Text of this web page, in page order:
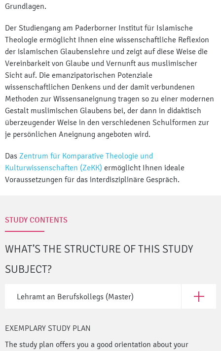
Grundlagen.
Der Studiengang am Paderborner Institut für Islamische
Theologie ermöglicht Ihnen eine wissenschaftliche Reflexion
der islamischen Glaubenslehre und zeigt auf diese Weise die
Vereinbarkeit von Glaube und Vernunft aus muslimischer
Sicht auf. Die emanzipatorischen Potenziale
wissenschaftlichen Denkens und der damit verbundenen
Methoden zur Wissensaneignung tragen so zu einer modernen
Gestalt muslimischen Glaubens bei, der dann in didaktisch
überzeugender Weise in den verschiedenen Schulformen zur
je persönlichen Aneignung angeboten wird.
Das Zentrum für Komparative Theologie und
Kulturwissenschaften (ZeKK) ermöglicht Ihnen ideale
Voraussetzungen für das interdisziplinäre Gespräch.
STUDY CONTENTS
WHAT’S THE STRUCTURE OF THIS STUDY
SUBJECT?
Lehramt an Berufskollegs (Master) Open
EXEMPLARY STUDY PLAN
The study plan offers you a good orientation about your